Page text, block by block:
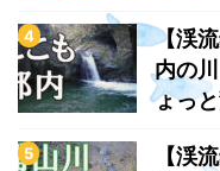
【渓
内の
ょっ
【渓